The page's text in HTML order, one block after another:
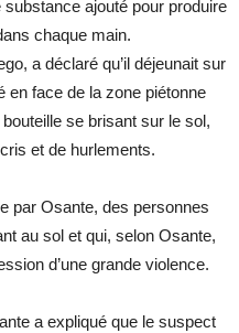
ajouté pour produire
chaque main.
a déclaré qu’il déjeunait sur
en face de la zone piétonne
bouteille se brisant sur le sol,
et de hurlements.
par Osante, des personnes
au sol et qui, selon Osante,
d’une grande violence.
a expliqué que le suspect